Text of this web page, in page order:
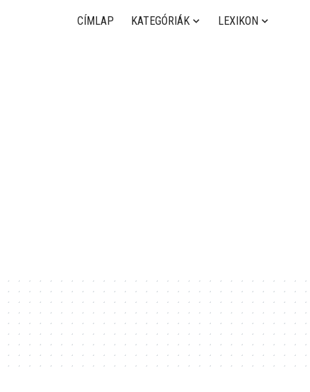
CÍMLAP KATEGÓRIÁK LEXIKON